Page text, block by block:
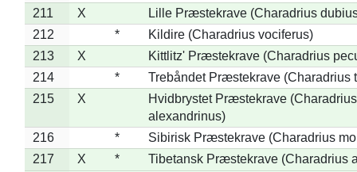
211
X
Lille Præstekrave (Charadrius
212
*
Kildire (Charadrius vociferus)
213
X
Kittlitz' Præstekrave (Charadrius
214
*
Trebåndet Præstekrave (Charadrius
215
X
Hvidbrystet Præstekrave (Charadrius
alexandrinus)
216
*
Sibirisk Præstekrave (Charadrius
217
X *
Tibetansk Præstekrave (Charadrius